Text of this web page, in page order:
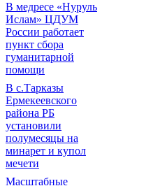
В медресе «Нуруль
Ислам» ЦДУМ
России работает
пункт сбора
гуманитарной
помощи
В с.Тарказы
Ермекеевского
района РБ
установили
полумесяцы на
минарет и купол
мечети
Масштабные